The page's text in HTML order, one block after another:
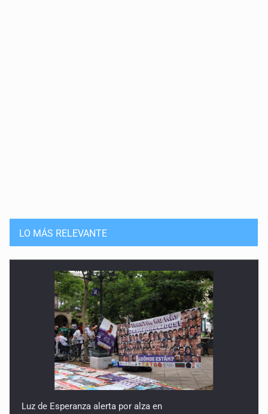
LO MÁS RELEVANTE
Luz de Esperanza alerta por alza en